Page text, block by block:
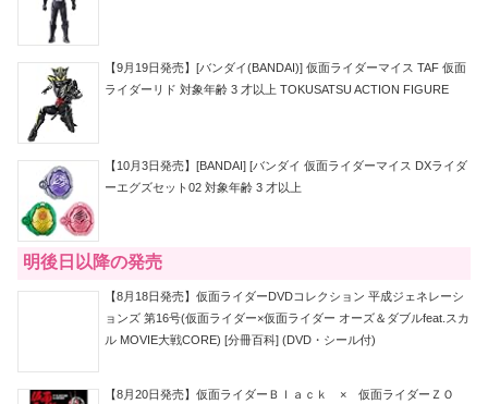
【9月19日発売】[バンダイ(BANDAI)] 仮面ライダーマイス TAF 仮面
ライダーリド 対象年齢 3 才以上 TOKUSATSU ACTION FIGURE
【10月3日発売】[BANDAI] [バンダイ 仮面ライダーマイス DXライダ
ーエグズセット02 対象年齢 3 才以上
明後日以降の発売
【8月18日発売】仮面ライダーDVDコレクション 平成ジェネレーシ
ョンズ 第16号(仮面ライダー×仮面ライダー オーズ＆ダブルfeat.スカ
ル MOVIE大戦CORE) [分冊百科] (DVD・シール付)
【8月20日発売】仮面ライダーＢｌａｃｋ × 仮面ライダーＺＯ